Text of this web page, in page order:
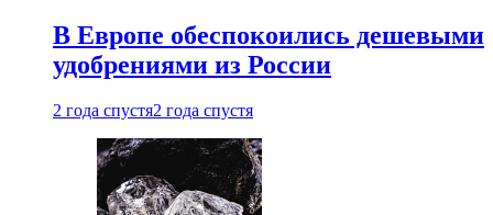
В Европе обеспокоились дешевыми
удобрениями из России
2 года спустя2 года спустя